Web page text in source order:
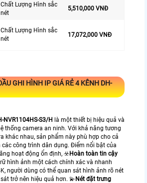
Chất Lượng Hình sắc
nét
5,510,000 VNĐ
Chất Lượng Hình sắc
nét
17,072,000 VNĐ
GHI HÌNH IP GIÁ RẺ 4 KÊNHDH-
NVR1104HS-S3/H là một thiết bị hiệu quả và
thống camera an ninh. Với khả năng tương
khác nhau, sản phẩm này phù hợp cho cả
công trình dân dụng. Điểm nổi bật của
hoạt động ổn định, ☣️Hoàn toàn tin cậy
hình ảnh một cách chính xác và nhanh
người dùng có thể quan sát hình ảnh rõ nét
trở nên hiệu quả hơn. 💫Nét đặt trưng